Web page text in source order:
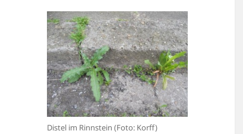
Distel im Rinnstein (Foto: Korff)